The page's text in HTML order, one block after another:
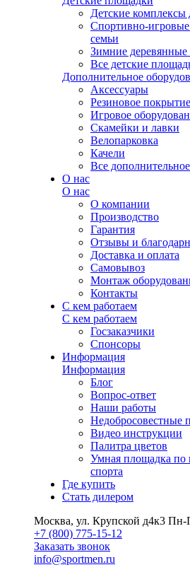
Детские комплексы
Спортивно-
семьи
Зимние деревянные
Все детские
Дополнительное
Аксессуары
Резиновое покрытие
Игровое
Скамейки и лавки
Велопарковка
Качели
Все
О нас
О нас
О компании
Производство
Гарантия
Отзывы и
Доставка и оплата
Самовывоз
Монтаж
Контакты
С кем работаем
С кем работаем
Госзаказчики
Спонсоры
Информация
Информация
Блог
Вопрос-ответ
Наши работы
Недобросовестные
Видео инструкции
Палитра цветов
Умная площадка по
спорта
Где купить
Стать дилером
Москва, ул. Крупской д4к3 Пн-
+7 (800) 775-15-12
Заказать звонок
info@sportmen.ru